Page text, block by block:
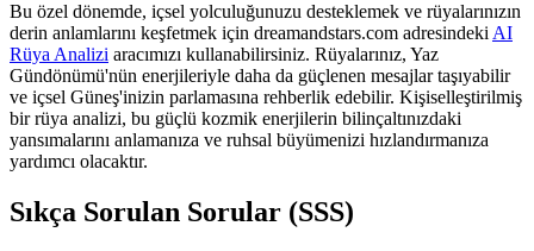
Bu özel dönemde, içsel yolculuğunuzu desteklemek ve rüyalarınızın
derin anlamlarını keşfetmek için dreamandstars.com adresindekiAI
Rüya Analizi aracımızı kullanabilirsiniz. Rüyalarınız, Yaz
Gündönümü'nün enerjileriyle daha da güçlenen mesajlar taşıyabilir
ve içsel Güneş'inizin parlamasına rehberlik edebilir. Kişiselleştirilmiş
bir rüya analizi, bu güçlü kozmik enerjilerin bilinçaltınızdaki
yansımalarını anlamanıza ve ruhsal büyümenizi hızlandırmanıza
yardımcı olacaktır.
Sıkça Sorulan Sorular (SSS)